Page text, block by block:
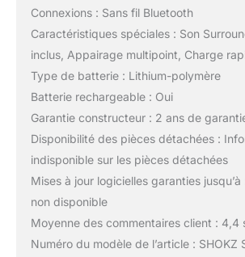
Connexions : Sans fil Bluetooth
Caractéristiques spéciales : Son
inclus, Appairage multipoint, Charge
Type de batterie : Lithium-polymère
Batterie rechargeable : Oui
Garantie constructeur : 2 ans de
Disponibilité des pièces détachées :
indisponible sur les pièces détachées
Mises à jour logicielles garanties
non disponible
Moyenne des commentaires client : 4,4
Numéro du modèle de l’article : SHOKZ